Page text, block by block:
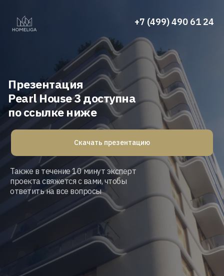
Презентация
Pearl House 3доступна
по ссылке ниже
Также в течение 10 минут эксперт
проекта свяжется с вами, чтобы
ответить на все вопросы
+7 (499) 490 61 24
Скачать презентацию